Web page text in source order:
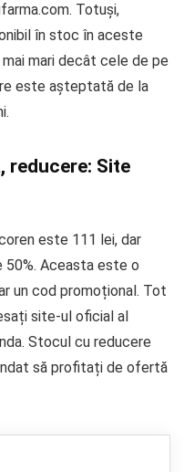
Totuși,
în stoc în aceste
mari decât cele de pe
este așteptată de la
reducere: Site
este 111 lei, dar
Aceasta este o
un cod promoțional. Tot
site-ul oficial al
Stocul cu reducere
să profitați de ofertă